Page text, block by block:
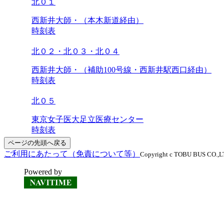
北０１
西新井大師・（本木新道経由）
時刻表
北０２・北０３・北０４
西新井大師・（補助100号線・西新井駅西口経由）
時刻表
北０５
東京女子医大足立医療センター
時刻表
ページの先頭へ戻る
ご利用にあたって（免責について等） Copyright c TOBU BUS
Powered by